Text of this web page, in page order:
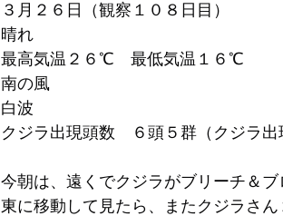
３月２６日（観察１０８日目）
晴れ
最高気温２６℃　最低気温１６℃
南の風
白波
クジラ出現頭数　６頭５群（クジラ
今朝は、遠くでクジラがブリーチ＆ブ
東に移動して見たら、またクジラさん